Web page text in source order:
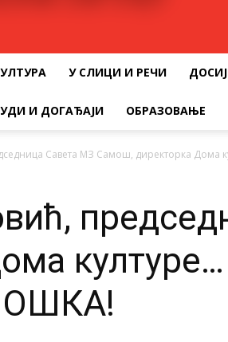
У СЛИЦИ И РЕЧИ
И ДОГАЂАЈИ ОБРАЗОВАЊЕ
Савета МЗ Самош, директорка Дома